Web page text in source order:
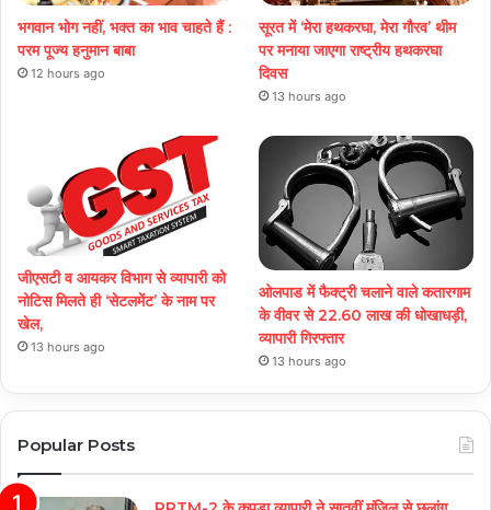
भगवान भोग नहीं, भक्त का भाव चाहते हैं :
परम पूज्य हनुमान बाबा
12 hours ago
सूरत में ‘मेरा हथकरघा, मेरा गौरव’ थीम
पर मनाया जाएगा राष्ट्रीय हथकरघा
दिवस
13 hours ago
जीएसटी व आयकर विभाग से व्यापारी को
नोटिस मिलते ही ‘सेटलमेंट’ के नाम पर
खेल,
13 hours ago
ओलपाड में फैक्ट्री चलाने वाले कतारगाम
के वीवर से 22.60 लाख की धोखाधड़ी,
व्यापारी गिरफ्तार
13 hours ago
Popular Posts